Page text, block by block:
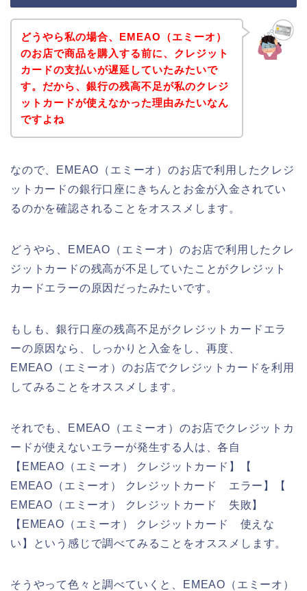
どうやら私の場合、EMEAO（エミーオ）
のお店で商品を購入する前に、クレジット
カードの支払いが遅延していたみたいで
す。だから、銀行の残高不足が私のクレジ
ットカードが使えなかった理由みたいなん
ですよね
なので、EMEAO（エミーオ）のお店で利用したクレジ
ットカードの銀行口座にきちんとお金が入金されてい
るのかを確認されることをオススメします。
どうやら、EMEAO（エミーオ）のお店で利用したクレ
ジットカードの残高が不足していたことがクレジット
カードエラーの原因だったみたいです。
もしも、銀行口座の残高不足がクレジットカードエラ
ーの原因なら、しっかりと入金をし、再度、
EMEAO（エミーオ）のお店でクレジットカードを利用
してみることをオススメします。
それでも、EMEAO（エミーオ）のお店でクレジットカ
ードが使えないエラーが発生する人は、各自
【EMEAO（エミーオ） クレジットカード】【
EMEAO（エミーオ） クレジットカード エラー】【
EMEAO（エミーオ） クレジットカード 失敗】
【EMEAO（エミーオ） クレジットカード 使えな
い】という感じで調べてみることをオススメします。
そうやって色々と調べていくと、EMEAO（エミーオ）